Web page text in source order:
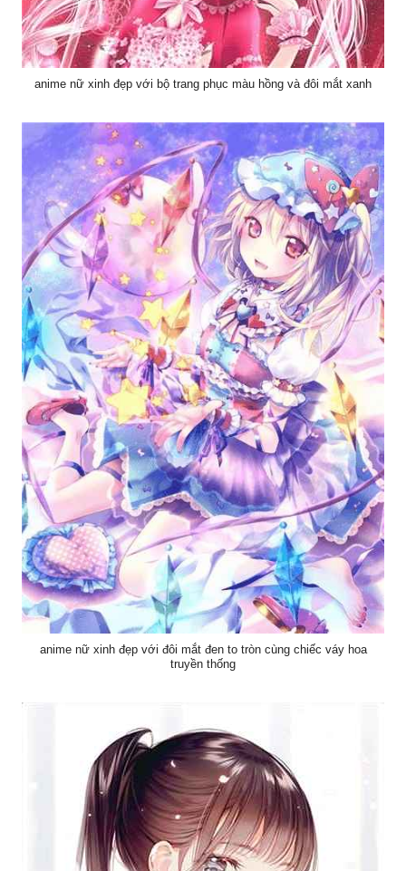
anime nữ xinh đẹp với bộ trang phục màu hồng và đôi mắt xanh
anime nữ xinh đẹp với đôi mắt đen to tròn cùng chiếc váy hoa
truyền thống